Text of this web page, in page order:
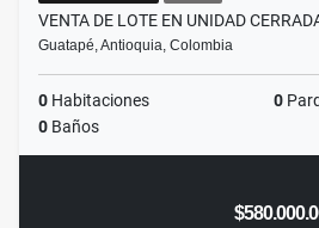
VENTA DE LOTE EN UNIDAD
Guatapé, Antioquia, Colombia
0 Habitaciones 0
0 Baños